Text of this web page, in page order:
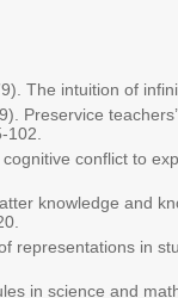
The intuition of
Preservice
102.
conflict to
knowledge and
representations in
in science and